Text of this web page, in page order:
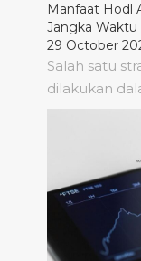
Manfaat Hodl
Jangka Waktu
29 October
Salah satu
dilakukan